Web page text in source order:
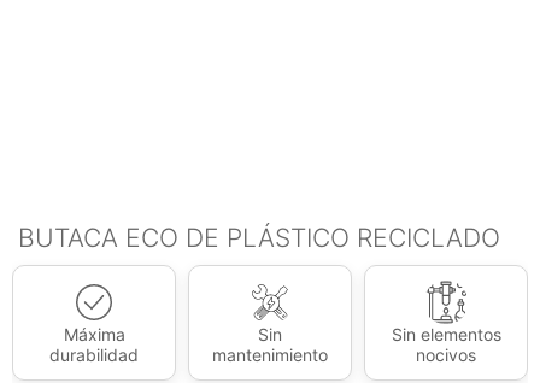
BUTACA ECO DE PLÁSTICO RECICLADO
Máxima
durabilidad
Sin
mantenimiento
Sin elementos
nocivos